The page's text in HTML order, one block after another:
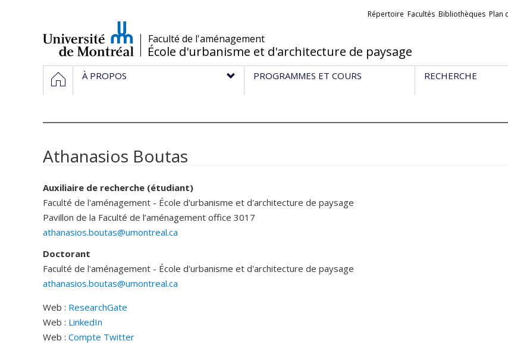
/Faculté de l'aménagement
École d'urbanisme et d'architecture de paysage
Liens
Répertoire Facultés Bibliothèques Plan
Navigation
principale
HOMEÀ PROPOS PROGRAMMES ET COURS RECHERCHE
Athanasios Boutas
Auxiliaire de recherche (étudiant)
Faculté de l'aménagement - École d'urbanisme et d'architecture de paysage
Pavillon de la Faculté de l’aménagement office 3017
athanasios.boutas@umontreal.ca
Doctorant
Faculté de l'aménagement - École d'urbanisme et d'architecture de paysage
athanasios.boutas@umontreal.ca
Web : ResearchGate
Web : LinkedIn
Web : Compte Twitter